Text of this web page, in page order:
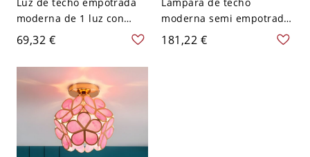
moderna de 1 luz con
marco de metal y pantalla
de gel de sílice - Rosa 110
A 120 V 40,64 cm Nube
69,32 €
moderna semi empotrada
con pantalla acrílica, 1
luz, compatible con LED -
181,22 €